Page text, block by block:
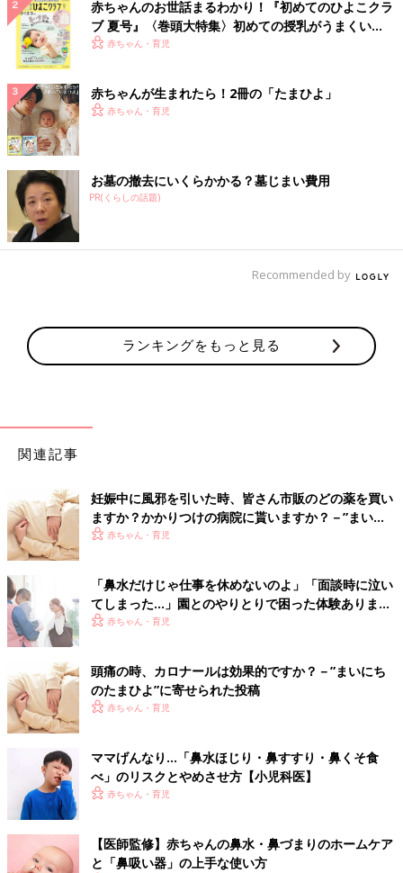
赤ちゃんのお世話まるわかり！『初めてのひよこクラ
ブ 夏号』〈巻頭大特集〉初めての授乳がうまくい
く！ おっぱい・ミルクの基本と夏のトラブル 解決テ
赤ちゃん・育児
赤ちゃんが生まれたら！2冊の「たまひよ」
赤ちゃん・育児
お墓の撤去にいくらかかる？墓じまい費用
PR(くらしの話題)
Recommended by
ランキングをもっと見る
関連記事
妊娠中に風邪を引いた時、皆さん市販のどの薬を買い
ますか？かかりつけの病院に貰いますか？－”まいに
ちのたまひよ”の体験談
赤ちゃん・育児
「鼻水だけじゃ仕事を休めないのよ」「面談時に泣い
てしまった…」園とのやりとりで困った体験あります
か？赤ちゃん・育児
頭痛の時、カロナールは効果的ですか？－”まいにち
のたまひよ”に寄せられた投稿
赤ちゃん・育児
ママげんなり…「鼻水ほじり・鼻すすり・鼻くそ食
べ」のリスクとやめさせ方【小児科医】
赤ちゃん・育児
【医師監修】赤ちゃんの鼻水・鼻づまりのホームケア
と「鼻吸い器」の上手な使い方